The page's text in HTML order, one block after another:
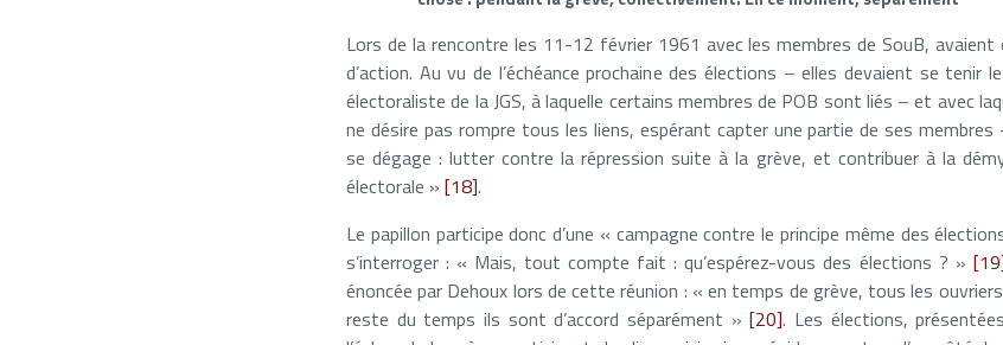
Lors de la rencontre les 11-12 février 1961 avec les membres de SouB,
d’action. Au vu de l’échéance prochaine des élections – elles devaient se
électoraliste de la JGS, à laquelle certains membres de POB sont liés – et avec
ne désire pas rompre tous les liens, espérant capter une partie de ses
se dégage : lutter contre la répression suite à la grève, et contribuer à la
électorale » [18].
Le papillon participe donc d’une « campagne contre le principe même des
s’interroger : « Mais, tout compte fait : qu’espérez-vous des élections ? »
énoncée par Dehoux lors de cette réunion : « en temps de grève, tous les
reste du temps ils sont d’accord séparément »[20]. Les élections,